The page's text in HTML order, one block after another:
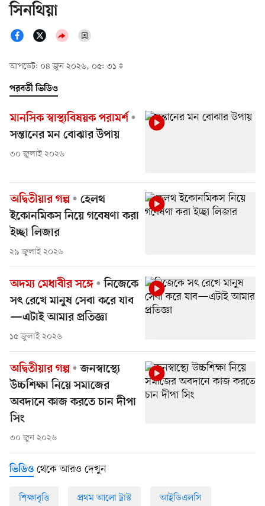
সিনথিয়া
আপডেট: ০৪ জুন ২০২৬, ০৫: ৩১
পরবর্তী ভিডিও
মানসিক স্বাস্থ্যবিষয়ক পরামর্শ
সন্তানের মন বোঝার উপায়
৩০ জুলাই ২০২৬
অদ্বিতীয়ার গল্প
হেলথ
ইকোনমিকস নিয়ে গবেষণা করা
ইচ্ছা লিজার
২৯ জুলাই ২০২৬
অদম্য মেধাবীর সঙ্গে
নিজেকে
সৎ রেখে মানুষ সেবা করে যাব
—এটাই আমার প্রতিজ্ঞা
১৫ জুলাই ২০২৬
অদ্বিতীয়ার গল্প
জনস্বাস্থ্যে
উচ্চশিক্ষা নিয়ে সমাজের
অবদানে কাজ করতে চান দীপা
সিং
৩০ জুন ২০২৬
ভিডিও থেকে আরও দেখুন
শিক্ষাবৃত্তি প্রথম আলো ট্রাস্ট আইডিএলসি